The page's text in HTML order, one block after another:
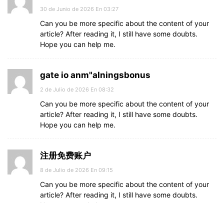
30 de Junio de 2026 En 03:27
Can you be more specific about the content of your
article? After reading it, I still have some doubts.
Hope you can help me.
gate io anm"alningsbonus
2 de Julio de 2026 En 08:32
Can you be more specific about the content of your
article? After reading it, I still have some doubts.
Hope you can help me.
注册免费账户
8 de Julio de 2026 En 09:15
Can you be more specific about the content of your
article? After reading it, I still have some doubts.